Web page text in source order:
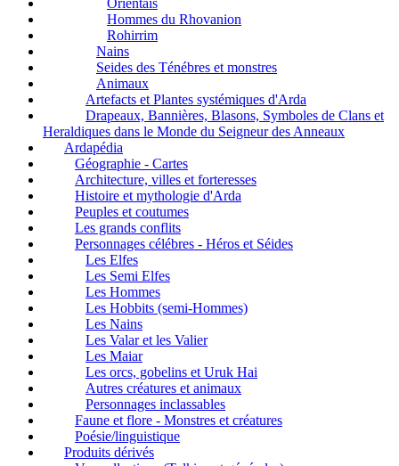
Orientais
Hommes du Rhovanion
Rohirrim
Nains
Seides des Ténébres et monstres
Animaux
Artefacts et Plantes systémiques d'Arda
Drapeaux, Bannières, Blasons, Symboles de Clans et
Heraldiques dans le Monde du Seigneur des Anneaux
Ardapédia
Géographie - Cartes
Architecture, villes et forteresses
Histoire et mythologie d'Arda
Peuples et coutumes
Les grands conflits
Personnages célébres - Héros et Séides
Les Elfes
Les Semi Elfes
Les Hommes
Les Hobbits (semi-Hommes)
Les Nains
Les Valar et les Valier
Les Maiar
Les orcs, gobelins et Uruk Hai
Autres créatures et animaux
Personnages inclassables
Faune et flore - Monstres et créatures
Poésie/linguistique
Produits dérivés